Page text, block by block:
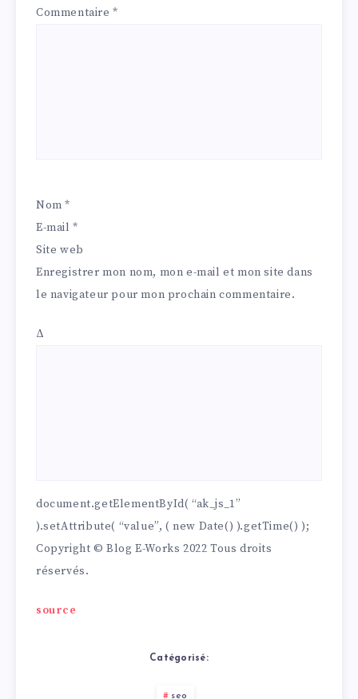
Commentaire*
Nom*
E-mail*
Site web
Enregistrer mon nom, mon e-mail et mon site dans
le navigateur pour mon prochain commentaire.
Δ
document.getElementById( “ak_js_1”
).setAttribute( “value”, ( new Date() ).getTime() );
Copyright © Blog E-Works 2022 Tous droits
réservés.
source
Catégorisé:
seo